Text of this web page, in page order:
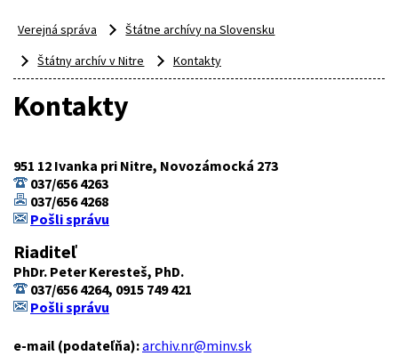
Verejná správa
Štátne archívy na Slovensku
Štátny archív v Nitre
Kontakty
Kontakty
951 12 Ivanka pri Nitre, Novozámocká 273
037/656 4263
037/656 4268
Pošli správu
Riaditeľ
PhDr. Peter Keresteš, PhD.
037/656 4264, 0915 749 421
Pošli správu
e-mail (podateľňa):archiv.nr@minv.sk